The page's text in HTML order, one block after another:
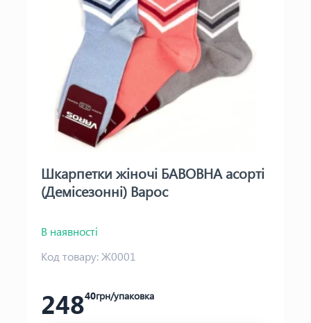
Шкарпетки жіночі БАВОВНА асорті
(Демісезонні) Варос
В наявності
Код товару:Ж0001
24840грн/упаковка